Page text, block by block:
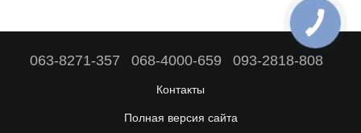
063-8271-357 068-4000-659 093-2818-808
Контакты
Полная версия сайта